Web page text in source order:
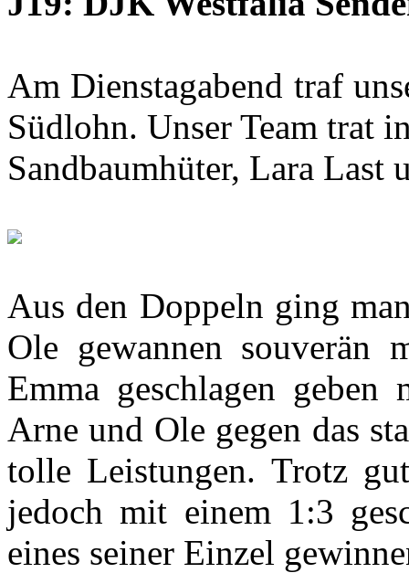
Am Dienstagabend traf
Südlohn. Unser Team trat
Sandbaumhüter, Lara Last
Aus den Doppeln ging
Ole gewannen
Emma geschlagen
Arne und Ole gegen das
tolle Leistungen. Trotz
jedoch mit einem 1:3
eines seiner Einzel